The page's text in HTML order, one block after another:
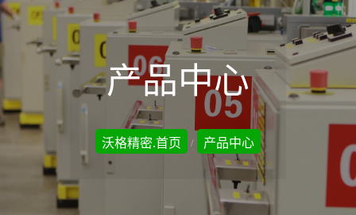
沃
格
精
产品中心
沃格精密.首页 / 产品中心